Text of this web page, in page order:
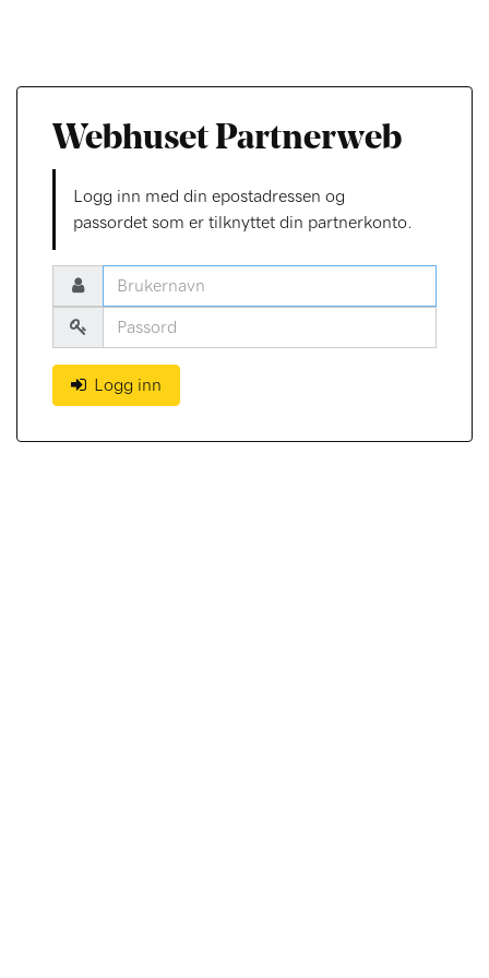
Webhuset Partnerweb
Logg inn med din epostadressen og
passordet som er tilknyttet din partnerkonto.
Logg inn